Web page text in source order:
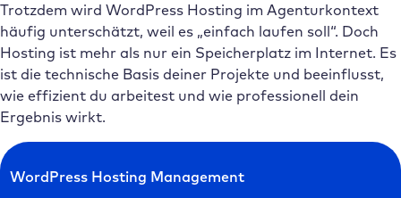
Trotzdem wird WordPress Hosting im Agenturkontext
häufig unterschätzt, weil es „einfach laufen soll“. Doch
Hosting ist mehr als nur ein Speicherplatz im Internet. Es
ist die technische Basis deiner Projekte und beeinflusst,
wie effizient du arbeitest und wie professionell dein
Ergebnis wirkt.
WordPress Hosting Management